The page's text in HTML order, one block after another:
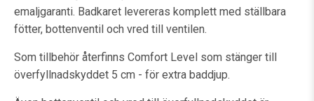
emaljgaranti. Badkaret levereras komplett med ställbara
fötter, bottenventil och vred till ventilen.
Som tillbehör återfinns Comfort Level som stänger till
överfyllnadskyddet 5 cm - för extra baddjup.